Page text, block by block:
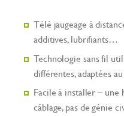
Télé jaugeage à
additives, lubrifiants…
Technologie sans fil
différentes, adaptées
Facile à installer – une
câblage, pas de génie